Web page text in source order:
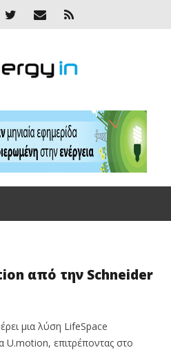
από την Schneider
μια λύση LifeSpace
επιτρέποντας στο